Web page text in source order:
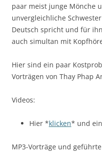
paar meist junge Mönche
unvergleichliche
Deutsch spricht und für
auch simultan mit
Hier sind ein paar
Vorträgen von Thay Phap
Videos:
Hier *klicken* und
MP3-Vorträge und